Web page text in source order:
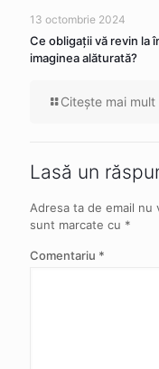
13 octombrie 2024
Ce obligații vă revin la
imaginea alăturată?
Citeşte mai mult
Lasă un
Adresa ta de email nu
sunt marcate cu *
Comentariu *